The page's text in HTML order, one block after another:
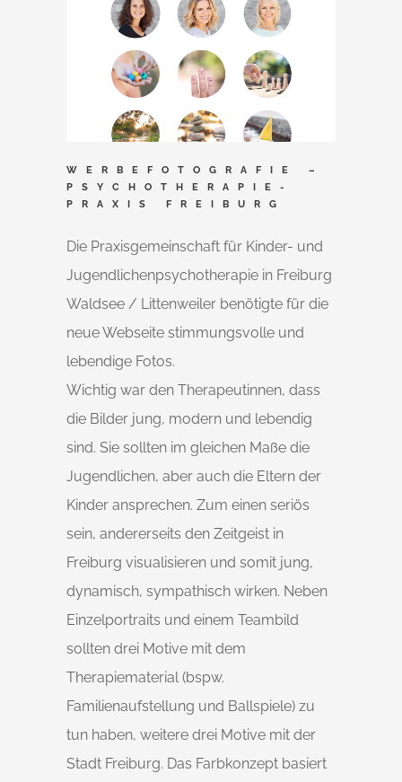
WERBEFOTOGRAFIE –
PSYCHOTHERAPIE-
PRAXIS FREIBURG
Die Praxisgemeinschaft für Kinder- und
Jugendlichenpsychotherapie in Freiburg
Waldsee / Littenweiler benötigte für die
neue Webseite stimmungsvolle und
lebendige Fotos.
Wichtig war den Therapeutinnen, dass
die Bilder jung, modern und lebendig
sind. Sie sollten im gleichen Maße die
Jugendlichen, aber auch die Eltern der
Kinder ansprechen. Zum einen seriös
sein, andererseits den Zeitgeist in
Freiburg visualisieren und somit jung,
dynamisch, sympathisch wirken. Neben
Einzelportraits und einem Teambild
sollten drei Motive mit dem
Therapiematerial (bspw.
Familienaufstellung und Ballspiele) zu
tun haben, weitere drei Motive mit der
Stadt Freiburg. Das Farbkonzept basiert